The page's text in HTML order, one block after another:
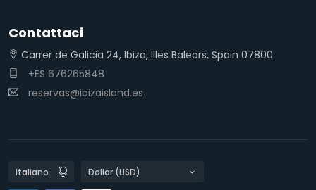
Contattaci
Carrer de Galicia 24, Ibiza, Illes Balears, Spain 07800
+ES 676265848
reservas@ibizaisland.es